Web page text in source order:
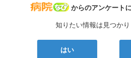
病院なび
からのアンケート
知りたい情報は見つか
はい